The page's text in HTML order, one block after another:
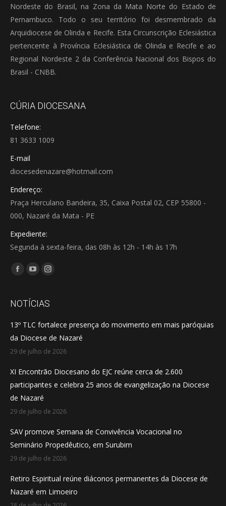
Nordeste do Brasil, na Zona da Mata Norte do Estado de
Pernambuco. Todo o seu território foi desmembrado da
Arquidiocese de Olinda e Recife. Esta Circunscrição Eclesiástica
pertencente à Província Eclesiástica de Olinda e Recife e ao
Regional Nordeste 2 da Conferência Nacional dos Bispos do
Brasil - CNBB.
CÚRIA DIOCESANA
Telefone:
81 3633 1009
E-mail
diocesedenazare@hotmail.com
Endereço:
Praça Herculano Bandeira, 35, Caixa Postal 02, CEP 55800 -
000, Nazaré da Mata - PE
Expediente:
Segunda à sexta-feira, das 08h às 12h - 14h às 17h
Encontre-nos em:
Facebook
opens
new
window
YouTube
opens
new
window
Instagram
opens
new
window
NOTÍCIAS
13º TLC fortalece presença do movimento em mais paróquias
da Diocese de Nazaré
29 de julho de 2026
XI Encontrão Diocesano do EJC reúne cerca de 2.600
participantes e celebra 25 anos de evangelização na Diocese
de Nazaré
29 de julho de 2026
SAV promove Semana de Convivência Vocacional no
Seminário Propedêutico, em Surubim
29 de julho de 2026
Retiro Espiritual reúne diáconos permanentes da Diocese de
Nazaré em Limoeiro